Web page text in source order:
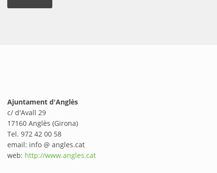
Ajuntament d'Anglès
c/ d'Avall 29
17160 Anglès (Girona)
Tel. 972 42 00 58
email: info @ angles.cat
web: http://www.angles.cat